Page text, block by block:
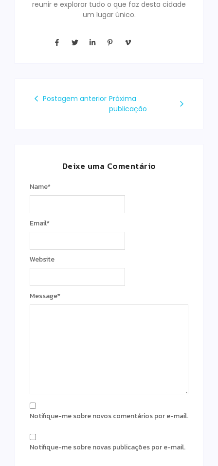
reunir e explorar tudo o que faz desta cidade
um lugar único.
Postagem anterior Próxima
publicação
Deixe uma Comentário
Message*
Name*
Email*
Website
Notifique-me sobre novos comentários por e-mail.
Notifique-me sobre novas publicações por e-mail.